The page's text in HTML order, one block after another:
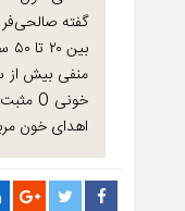
منفی بیش از
اهدای خون